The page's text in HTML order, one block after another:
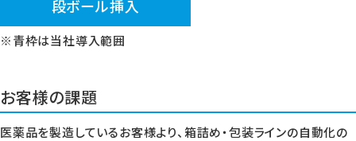
段ボール挿入
※青枠は当社導入範囲
お客様の課題
医薬品を製造しているお客様より、箱詰め・包装ラインの自動化の